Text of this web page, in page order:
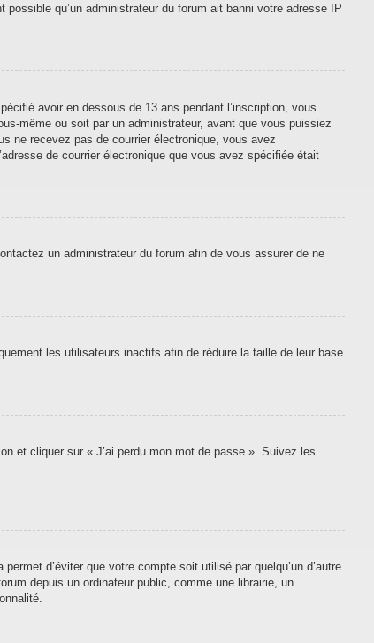
qu’un administrateur du forum ait banni votre adresse IP
avoir en dessous de 13 ans pendant l’inscription, vous
même ou soit par un administrateur, avant que vous puissiez
ne recevez pas de courrier électronique, vous avez
de courrier électronique que vous avez spécifiée était
un administrateur du forum afin de vous assurer de ne
les utilisateurs inactifs afin de réduire la taille de leur base
et cliquer sur « J’ai perdu mon mot de passe ». Suivez les
d’éviter que votre compte soit utilisé par quelqu’un d’autre.
depuis un ordinateur public, comme une librairie, un